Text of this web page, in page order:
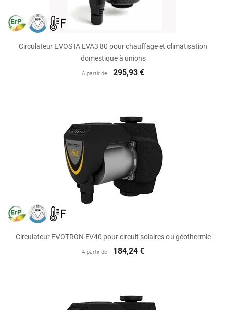
Circulateur EVOSTA EVA3 80 pour chauffage et climatisation
domestique à unions
A partir de 295,93 €
Circulateur EVOTRON EV40 pour circuit solaires ou géothermie
A partir de 184,24 €